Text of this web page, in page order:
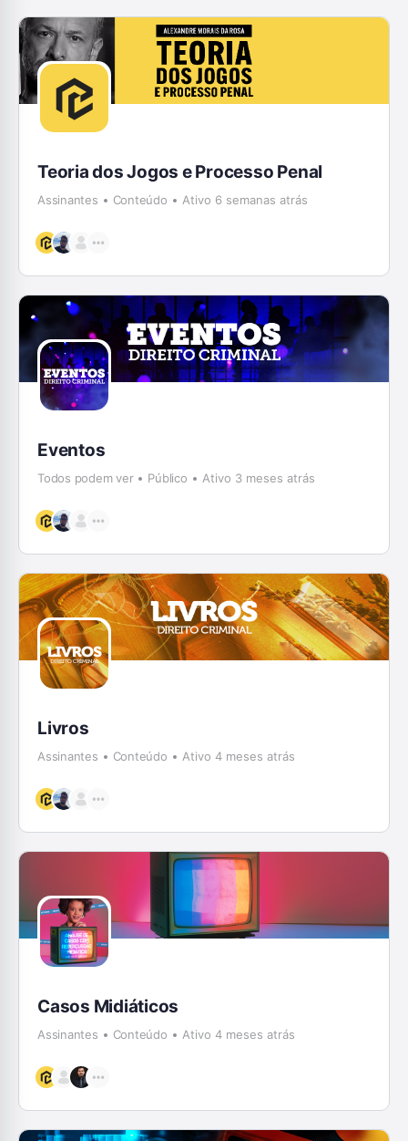
Teoria dos Jogos e Processo Penal
Assinantes Conteúdo Ativo 6 semanas atrás
Eventos
Todos podem ver Público Ativo 3 meses atrás
Livros
Assinantes Conteúdo Ativo 4 meses atrás
Casos Midiáticos
Assinantes Conteúdo Ativo 4 meses atrás